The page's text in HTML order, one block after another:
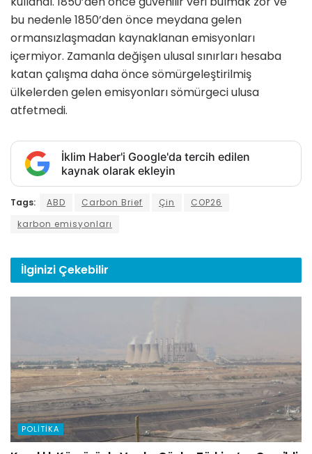
bu nedenle 1850’den önce meydana gelen
ormansızlaşmadan kaynaklanan emisyonları
içermiyor. Zamanla değişen ulusal sınırları hesaba
katan çalışma daha önce sömürgeleştirilmiş
ülkelerden gelen emisyonları sömürgeci ulusa
atfetmedi.
İklim Haber'i Google'da tercih edilen
kaynak olarak ekleyin
Tags: ABD Carbon Brief Çin
COP26
karbon emisyonları
İlginizi Çekebilir
POLITIKA